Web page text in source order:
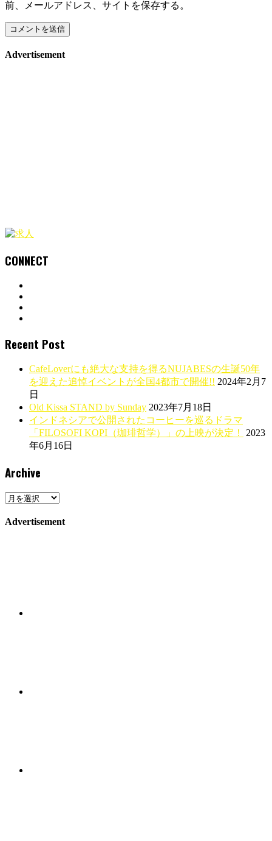
前、メールアドレス、サイトを保存する。
Advertisement
CONNECT
Recent Post
CafeLoverにも絶大な支持を得るNUJABESの生誕50年
を迎えた追悼イベントが全国4都市で開催!! 2024年2月7
日
Old Kissa STAND by Sunday 2023年7月18日
インドネシアで公開されたコーヒーを巡るドラマ
「FILOSOFI KOPI（珈琲哲学）」の上映が決定！
2023
年6月16日
Archive
Archive
Advertisement